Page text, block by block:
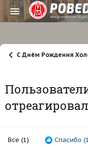
С Днём Рождения
Все (1) Спасибо